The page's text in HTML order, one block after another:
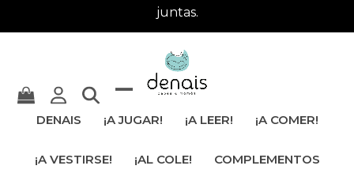
juntas.
ocultar
móvil
DENAIS ¡A JUGAR! ¡A LEER! ¡A COMER!
¡A VESTIRSE! ¡AL COLE! COMPLEMENTOS